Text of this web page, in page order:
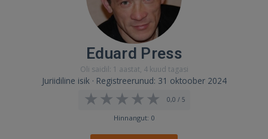
Eduard Press
Oli saidil: 1 aastat, 4 kuud tagasi
Juriidiline isik · Registreerunud: 31 oktoober 2024
0,0 / 5
Hinnangut: 0